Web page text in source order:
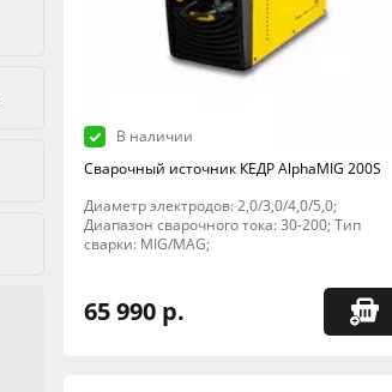
В наличии
Сварочный источник КЕДР AlphaMIG 200S
Диаметр электродов: 2,0/3,0/4,0/5,0;
Диапазон сварочного тока: 30-200; Тип
сварки: MIG/MAG;
65 990 р.